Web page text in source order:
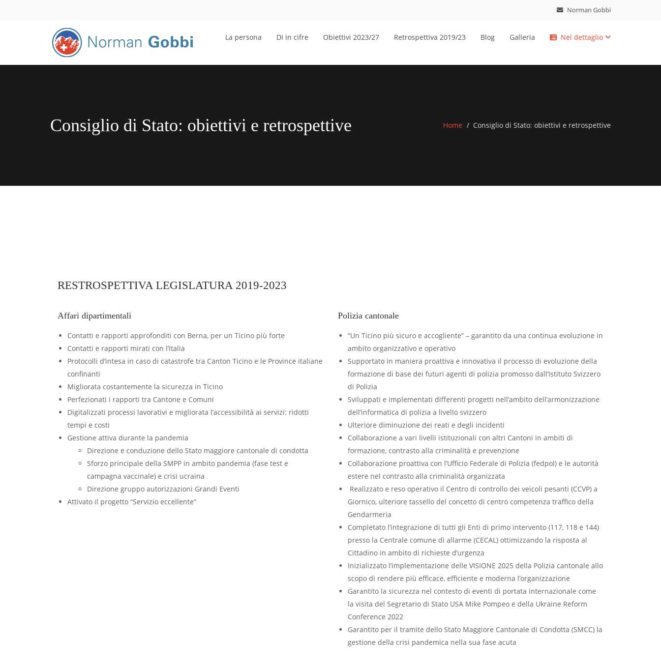
Norman Gobbi
La persona DI in cifre Obiettivi 2023/27 Retrospettiva 2019/23 Blog Galleria Nel dettaglio
Consiglio di Stato: obiettivi e retrospettive Home Consiglio di Stato: obiettivi e retrospettive
RESTROSPETTIVA LEGISLATURA 2019-2023
Affari dipartimentali
Contatti e rapporti approfonditi con Berna, per un Ticino più forte
Contatti e rapporti mirati con l’Italia
Protocolli d’intesa in caso di catastrofe tra Canton Ticino e le Province italiane
confinanti
Migliorata costantemente la sicurezza in Ticino
Perfezionati i rapporti tra Cantone e Comuni
Digitalizzati processi lavorativi e migliorata l’accessibilità ai servizi: ridotti
tempi e costi
Gestione attiva durante la pandemia
Direzione e conduzione dello Stato maggiore cantonale di condotta
Sforzo principale della SMPP in ambito pandemia (fase test e
campagna vaccinale) e crisi ucraina
Direzione gruppo autorizzazioni Grandi Eventi
Attivato il progetto “Servizio eccellente”
Polizia cantonale
“Un Ticino più sicuro e accogliente” – garantito da una continua evoluzione in
ambito organizzativo e operativo
Supportato in maniera proattiva e innovativa il processo di evoluzione della
formazione di base dei futuri agenti di polizia promosso dall’Istituto Svizzero
di Polizia
Sviluppati e implementati differenti progetti nell’ambito dell’armonizzazione
dell’informatica di polizia a livello svizzero
Ulteriore diminuzione dei reati e degli incidenti
Collaborazione a vari livelli istituzionali con altri Cantoni in ambiti di
formazione, contrasto alla criminalità e prevenzione
Collaborazione proattiva con l’Ufficio Federale di Polizia (fedpol) e le autorità
estere nel contrasto alla criminalità organizzata
Realizzato e reso operativo il Centro di controllo dei veicoli pesanti (CCVP) a
Giornico, ulteriore tassello del concetto di centro competenza traffico della
Gendarmeria
Completato l’integrazione di tutti gli Enti di primo intervento (117, 118 e 144)
presso la Centrale comune di allarme (CECAL) ottimizzando la risposta al
Cittadino in ambito di richieste d’urgenza
Inizializzato l’implementazione delle VISIONE 2025 della Polizia cantonale allo
scopo di rendere più efficace, efficiente e moderna l’organizzazione
Garantito la sicurezza nel contesto di eventi di portata internazionale come
la visita del Segretario di Stato USA Mike Pompeo e della Ukraine Reform
Conference 2022
Garantito per il tramite dello Stato Maggiore Cantonale di Condotta (SMCC) la
gestione della crisi pandemica nella sua fase acuta